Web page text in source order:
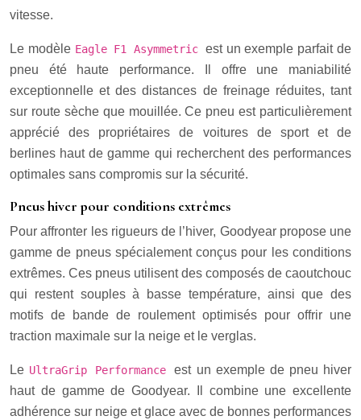
vitesse.
Le modèle Eagle F1 Asymmetric est un exemple parfait de
pneu été haute performance. Il offre une maniabilité
exceptionnelle et des distances de freinage réduites, tant
sur route sèche que mouillée. Ce pneu est particulièrement
apprécié des propriétaires de voitures de sport et de
berlines haut de gamme qui recherchent des performances
optimales sans compromis sur la sécurité.
Pneus hiver pour conditions extrêmes
Pour affronter les rigueurs de l’hiver, Goodyear propose une
gamme de pneus spécialement conçus pour les conditions
extrêmes. Ces pneus utilisent des composés de caoutchouc
qui restent souples à basse température, ainsi que des
motifs de bande de roulement optimisés pour offrir une
traction maximale sur la neige et le verglas.
Le UltraGrip Performanceest un exemple de pneu hiver
haut de gamme de Goodyear. Il combine une excellente
adhérence sur neige et glace avec de bonnes performances